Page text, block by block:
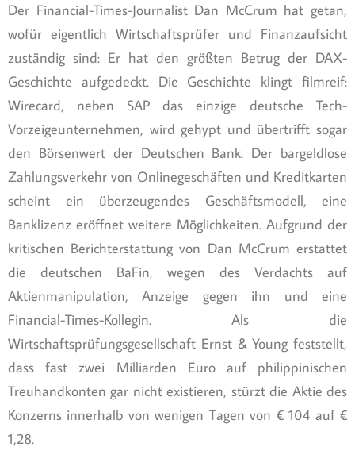
Der Financial-Times-Journalist Dan McCrum hat getan,
wofür eigentlich Wirtschaftsprüfer und Finanzaufsicht
zuständig sind: Er hat den größten Betrug der DAX-
Geschichte aufgedeckt. Die Geschichte klingt filmreif:
Wirecard, neben SAP das einzige deutsche Tech-
Vorzeigeunternehmen, wird gehypt und übertrifft sogar
den Börsenwert der Deutschen Bank. Der bargeldlose
Zahlungsverkehr von Onlinegeschäften und Kreditkarten
scheint ein überzeugendes Geschäftsmodell, eine
Banklizenz eröffnet weitere Möglichkeiten. Aufgrund der
kritischen Berichterstattung von Dan McCrum erstattet
die deutschen BaFin, wegen des Verdachts auf
Aktienmanipulation, Anzeige gegen ihn und eine
Financial-Times-Kollegin. Als die
Wirtschaftsprüfungsgesellschaft Ernst & Young feststellt,
dass fast zwei Milliarden Euro auf philippinischen
Treuhandkonten gar nicht existieren, stürzt die Aktie des
Konzerns innerhalb von wenigen Tagen von € 104 auf €
1,28.